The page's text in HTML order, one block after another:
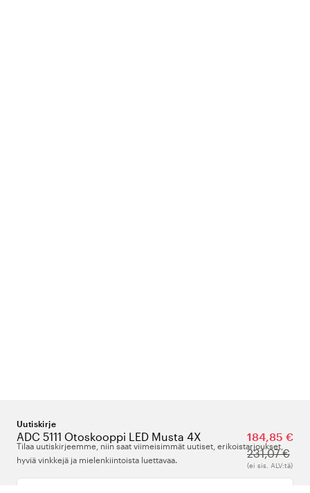
ADC 5111 Otoskooppi LED Musta 4X
184,85 €
231,07 €
(ei sis. ALV:tä)
Uutiskirje
Tilaa uutiskirjeemme, niin saat viimeisimmät uutiset, erikoistarjoukset,
hyviä vinkkejä ja mielenkiintoista luettavaa.
Kirjoita sähköpostiosoitteesi